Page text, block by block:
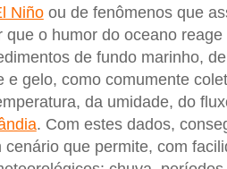
Niñoou de fenômenos que
que o humor do oceano
de fundo marinho,
e gelo, como comumente
da umidade, do
. Com estes dados,
cenário que permite, com